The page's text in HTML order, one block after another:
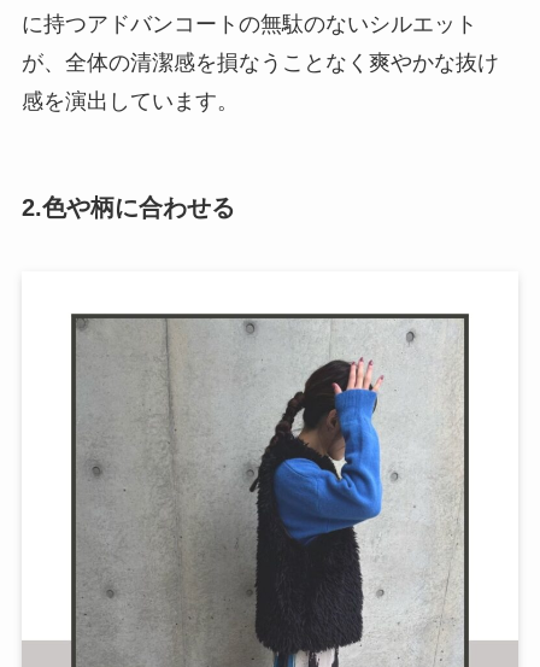
に持つアドバンコートの無駄のないシルエット
が、全体の清潔感を損なうことなく爽やかな抜け
感を演出しています。
2.色や柄に合わせる